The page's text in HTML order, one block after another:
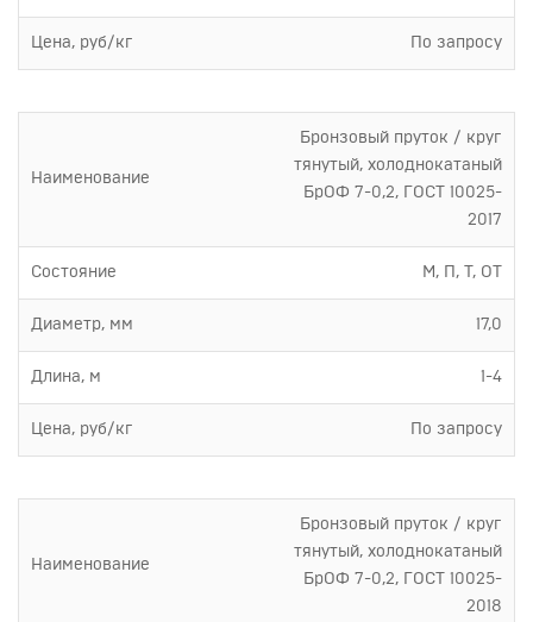
Цена, руб/кг По запросу
Наименование
Бронзовый пруток / круг
тянутый, холоднокатаный
БрОФ 7-0,2, ГОСТ 10025-
2017
Состояние М, П, Т, ОТ
Диаметр, мм 17,0
Длина, м 1-4
Цена, руб/кг По запросу
Наименование
Бронзовый пруток / круг
тянутый, холоднокатаный
БрОФ 7-0,2, ГОСТ 10025-
2018